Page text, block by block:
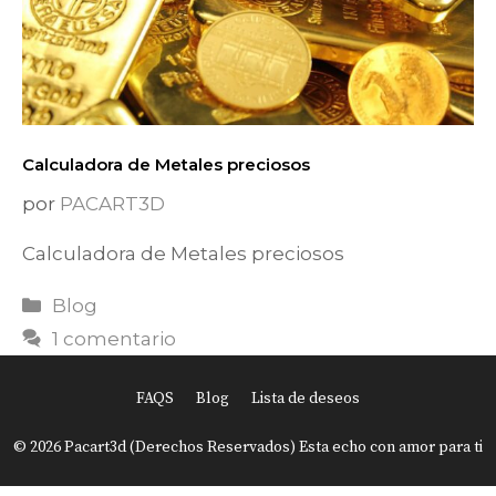
Calculadora de Metales preciosos
por PACART3D
Calculadora de Metales preciosos
Categorías
Blog
1 comentario
FAQS Blog Lista de deseos
© 2026 Pacart3d (Derechos Reservados) Esta echo con amor para ti
0.00
Finalizar Compra